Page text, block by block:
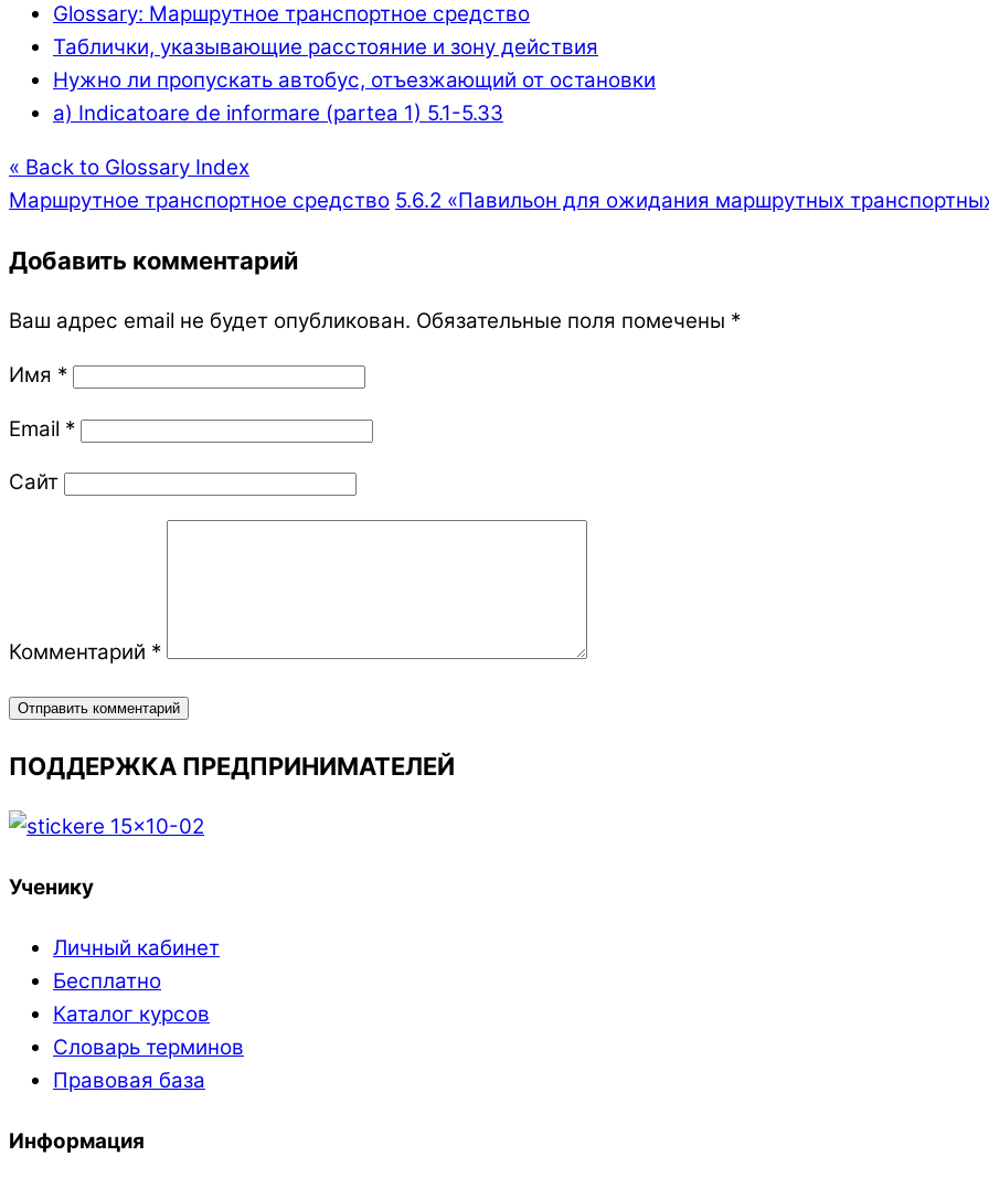
Glossary: Маршрутное транспортное средство
Таблички, указывающие расстояние и зону действия
Нужно ли пропускать автобус, отъезжающий от остановки
а) Indicatoare de informare (partea 1) 5.1-5.33
« Back to Glossary Index
Маршрутное транспортное средство 5.6.2 «Павильон для ожидания маршрутных
Добавить комментарий
Ваш адрес email не будет опубликован. Обязательные поля помечены *
Имя *
Email *
Сайт
Комментарий *
ПОДДЕРЖКА ПРЕДПРИНИМАТЕЛЕЙ
Ученику
Личный кабинет
Бесплатно
Каталог курсов
Словарь терминов
Правовая база
Информация